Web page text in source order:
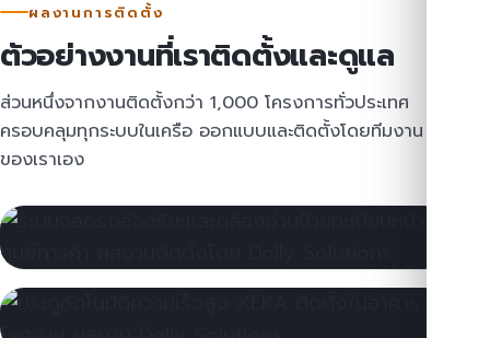
ผลงานการติดตั้ง
ตัวอย่างงานที่เราติดตั้งและดูแล
ส่วนหนึ่งจากงานติดตั้งกว่า 1,000 โครงการทั่วประเทศ
ครอบคลุมทุกระบบในเครือ ออกแบบและติดตั้งโดยทีมงาน
ของเราเอง